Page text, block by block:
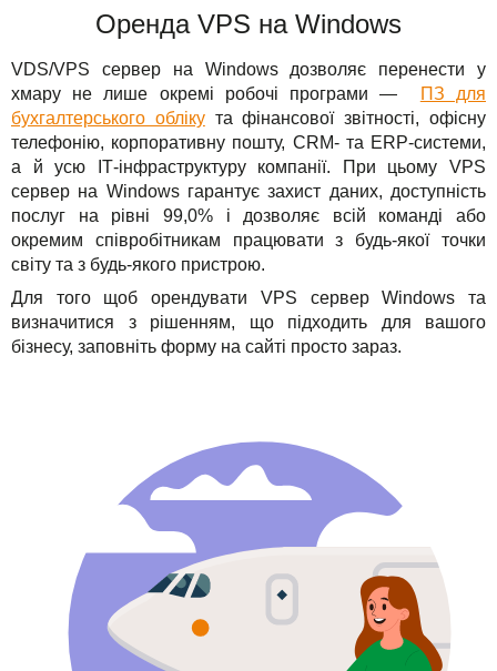
Оренда VPS на Windows
VDS/VPS сервер на Windows дозволяє перенести у
хмару не лише окремі робочі програми —
ПЗ для
бухгалтерського облікута фінансової звітності, офісну
телефонію, корпоративну пошту, CRM- та ERP-системи,
а й усю ІТ-інфраструктуру компанії. При цьому VPS
сервер на Windows гарантує захист даних, доступність
послуг на рівні 99,0% і дозволяє всій команді або
окремим співробітникам працювати з будь-якої точки
світу та з будь-якого пристрою.
Для того щоб орендувати VPS сервер Windows та
визначитися з рішенням, що підходить для вашого
бізнесу, заповніть форму на сайті просто зараз.